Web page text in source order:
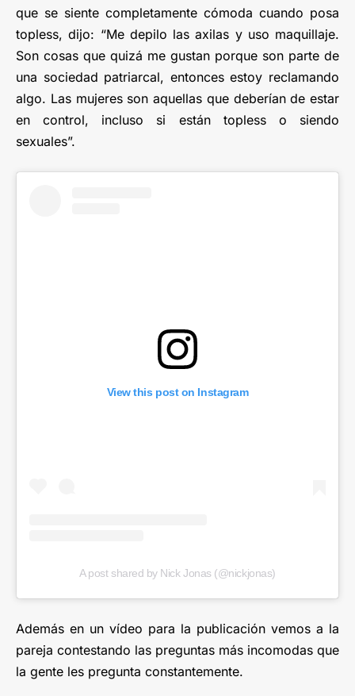
que se siente completamente cómoda cuando posa
topless, dijo: “Me depilo las axilas y uso maquillaje.
Son cosas que quizá me gustan porque son parte de
una sociedad patriarcal, entonces estoy reclamando
algo. Las mujeres son aquellas que deberían de estar
en control, incluso si están topless o siendo
sexuales”.
View this post on Instagram
A post shared by Nick Jonas (@nickjonas)
Además en un vídeo para la publicación vemos a la
pareja contestando las preguntas más incomodas que
la gente les pregunta constantemente.